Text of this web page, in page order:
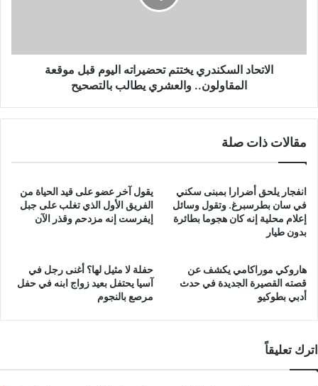
والعشري
الاتحاد السكندري يختتم تحضيراته اليوم قبل موقعة
المقاولون.. والعشري يطالب بالتصحيح
مقالات ذات صلة
انفجار يلحق أضرارا بمبنى سكني
في سان بطرسبرغ. وتقول وسائل
إعلام محلية إنه كان هجوما بطائرة
بدون طيار
يقول آخر عضو على قيد الحياة من
الفريق الأول الذي تغلب على جبل
إيفرست إنه مزدحم وقذر الآن
هاروكي موراكامي يكشف عن
قصته القصيرة الجديدة في حدث
أدبي بطوكيو
حفلة لا مثيل لها؟ أغنى رجل في
آسيا يحتفل بعيد زواج ابنه في حفل
مرصع بالنجوم
اترك تعليقاً